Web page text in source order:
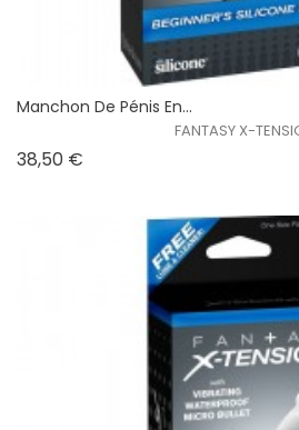
Manchon De Pénis En...
FANTASY X-
38,50 €